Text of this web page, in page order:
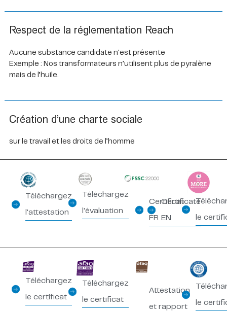
Respect de la réglementation Reach
Aucune substance candidate n’est présente
Exemple : Nos transformateurs n’utilisent plus de pyralène
mais de l’huile.
Création d’une charte sociale
sur le travail et les droits de l’homme
Téléchargez
l'attestation
Téléchargez
l'évaluation
Certificat
FR
Certificate
EN le
Téléchargez
le certificat
Téléchargez
le certificat
Attestation
et rapport
le